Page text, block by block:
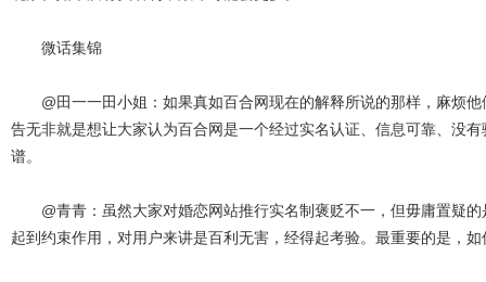
微话集锦
@田一一田小姐：如果真如百合网现在的解释所说的那样，麻烦他
告无非就是想让大家认为百合网是一个经过实名认证、信息可靠、没
谱。
@青青：虽然大家对婚恋网站推行实名制褒贬不一，但毋庸置疑的
起到约束作用，对用户来讲是百利无害，经得起考验。最重要的是，